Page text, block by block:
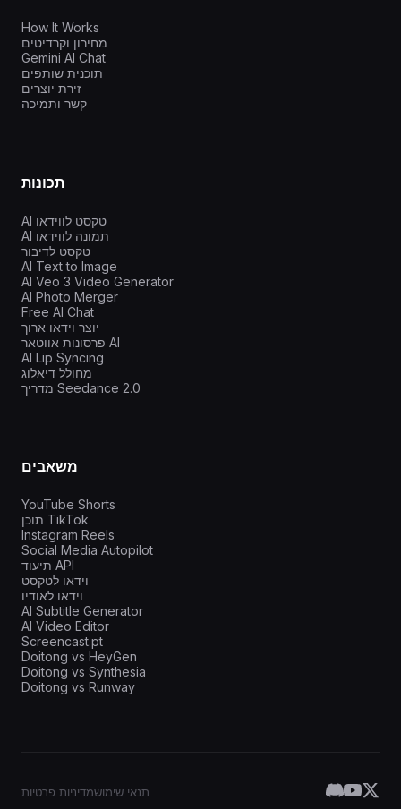
How It Works
מחירון וקרדיטים
Gemini AI Chat
תוכנית שותפים
זירת יוצרים
קשר ותמיכה
תכונות
AI טקסט לווידאו
AI תמונה לווידאו
טקסט לדיבור
AI Text to Image
AI Veo 3 Video Generator
AI Photo Merger
Free AI Chat
יוצר וידאו ארוך
פרסונות אווטאר AI
AI Lip Syncing
מחולל דיאלוג
מדריך Seedance 2.0
משאבים
YouTube Shorts
תוכן TikTok
Instagram Reels
Social Media Autopilot
תיעוד API
וידאו לטקסט
וידאו לאודיו
AI Subtitle Generator
AI Video Editor
Screencast.pt
Doitong vs HeyGen
Doitong vs Synthesia
Doitong vs Runway
מדיניות פרטיותתנאי שימוש